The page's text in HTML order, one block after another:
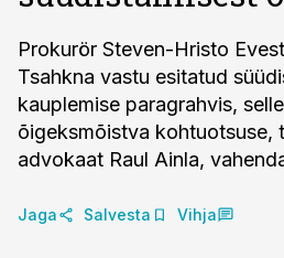
Prokurör Steven-Hristo
Tsahkna vastu esitatud
kauplemise paragrahvis,
õigeksmõistva kohtuotsuse,
advokaat Raul Ainla,
Jaga Salvesta Vihja